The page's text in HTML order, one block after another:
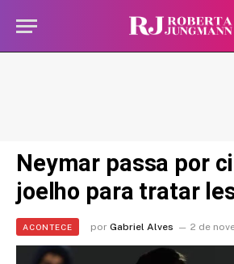
Neymar passa por
joelho para tratar
ACONTECE por Gabriel Alves 2 de